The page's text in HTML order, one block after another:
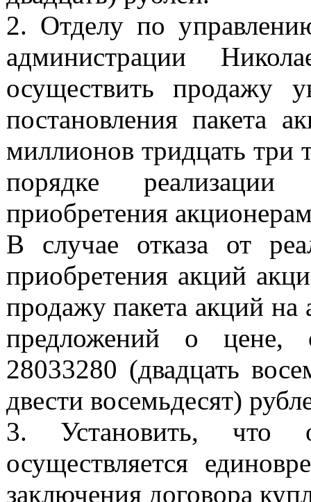
2. Отделу по
администрации
осуществить продажу
постановления пакета
миллионов тридцать три
порядке
приобретения
В случае отказа от
приобретения акций
продажу пакета акций
предложений о цене,
28033280 (двадцать
двести восемьдесят)
3. Установить, что
осуществляется
заключения договора